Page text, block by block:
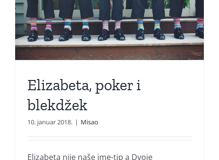
Elizabeta, poker i
blekdžek
10. januar 2018. | Misao
Elizabeta nije naše ime-tip a Dvoje